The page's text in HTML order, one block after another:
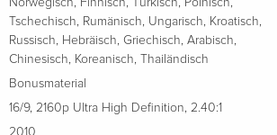
Norwegisch, Finnisch, Türkisch, Polnisch,
Tschechisch, Rumänisch, Ungarisch, Kroatisch,
Russisch, Hebräisch, Griechisch, Arabisch,
Chinesisch, Koreanisch,
Thailändisch
Bonusmaterial
16/9, 2160p Ultra High Definition, 2.40:1
2010